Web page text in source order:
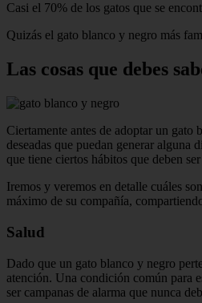
Casi el 70% de los gatos que se
Quizás el gato blanco y negro más
Las cosas que debes
Ciertamente antes de adoptar un gato
deseadas que puedan generar
que tiene ciertos hábitos que deben
Iremos y veremos en detalle cuáles
máximo de su compañía,
Salud
Dado que un gato blanco y negro
atención. Una condición común para
ser campanas de alarma que nunca